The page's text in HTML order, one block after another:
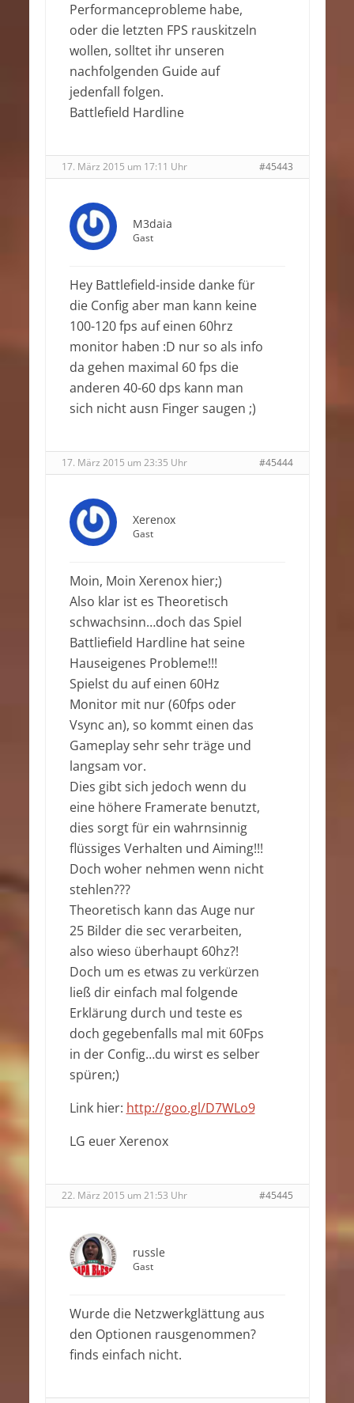
Performanceprobleme habe,
oder die letzten FPS rauskitzeln
wollen, solltet ihr unseren
nachfolgenden Guide auf
jedenfall folgen.
Battlefield Hardline
17. März 2015 um 17:11 Uhr #45443
M3daia
Gast
Hey Battlefield-inside danke für
die Config aber man kann keine
100-120 fps auf einen 60hrz
monitor haben :D nur so als info
da gehen maximal 60 fps die
anderen 40-60 dps kann man
sich nicht ausn Finger saugen ;)
17. März 2015 um 23:35 Uhr #45444
Xerenox
Gast
Moin, Moin Xerenox hier;)
Also klar ist es Theoretisch
schwachsinn…doch das Spiel
Battliefield Hardline hat seine
Hauseigenes Probleme!!!
Spielst du auf einen 60Hz
Monitor mit nur (60fps oder
Vsync an), so kommt einen das
Gameplay sehr sehr träge und
langsam vor.
Dies gibt sich jedoch wenn du
eine höhere Framerate benutzt,
dies sorgt für ein wahrnsinnig
flüssiges Verhalten und Aiming!!!
Doch woher nehmen wenn nicht
stehlen???
Theoretisch kann das Auge nur
25 Bilder die sec verarbeiten,
also wieso überhaupt 60hz?!
Doch um es etwas zu verkürzen
ließ dir einfach mal folgende
Erklärung durch und teste es
doch gegebenfalls mal mit 60Fps
in der Config…du wirst es selber
spüren;)
Link hier: http://goo.gl/D7WLo9
LG euer Xerenox
22. März 2015 um 21:53 Uhr #45445
russle
Gast
Wurde die Netzwerkglättung aus
den Optionen rausgenommen?
finds einfach nicht.